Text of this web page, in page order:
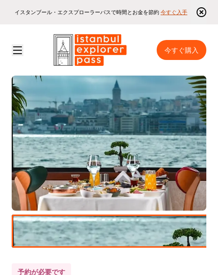
イスタンブール・エクスプローラーパスで時間とお金を節約 今すぐ入手
今すぐ購入
Istanbul Explorer Pass \ イスタンブールのおすすめ観光スポット \ ボスポラスクルーズ（遅めのランチ付き）
予約が必要です